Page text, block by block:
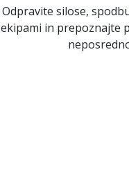
Odpravite silose,
ekipami in prepoznajte